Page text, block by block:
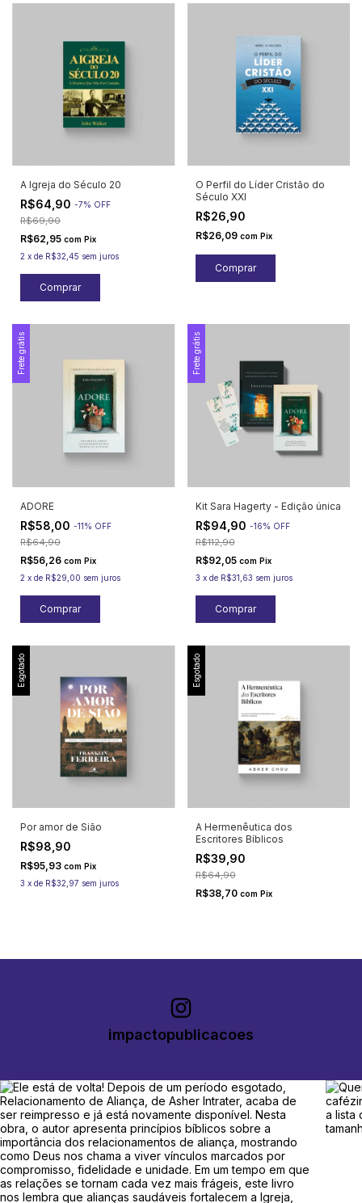
A Igreja do Século 20
R$64,90 -7% OFF
R$69,90
R$62,95 com Pix
2 x de R$32,45 sem juros
O Perfil do Líder Cristão do
Século XXI
R$26,90
R$26,09 com Pix
Frete grátis
ADORE
R$58,00 -11% OFF
R$64,90
R$56,26 com Pix
2 x de R$29,00 sem juros
Frete grátis
Kit Sara Hagerty - Edição única
R$94,90 -16% OFF
R$112,90
R$92,05 com Pix
3 x de R$31,63 sem juros
Esgotado
Por amor de Sião
R$98,90
R$95,93 com Pix
3 x de R$32,97 sem juros
Esgotado
A Hermenêutica dos
Escritores Bíblicos
R$39,90
R$64,90
R$38,70 com Pix
impactopublicacoes